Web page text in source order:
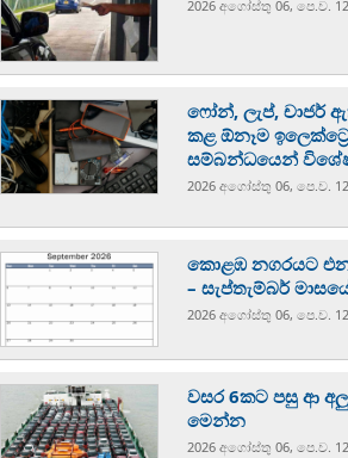
2026 අගෝස්‍තු 06, පෙ.ව.
ෆෝන්, ලැප්, චාජර්
කළ ඕනෑම
සම්බන්ධයෙන්
2026 අගෝස්‍තු 06, පෙ.ව.
කොළඹ නගරයට එන
– සැප්තැම්බර්
2026 අගෝස්‍තු 06, පෙ.ව.
වසර 6කට පසු ආ
මෙන්න
2026 අගෝස්‍තු 06, පෙ.ව.